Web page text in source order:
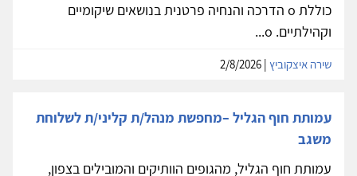
כוללת o הדרכה והנחיה פרטנית בנושאים שיקומיים
וקהילתיים. o...
שירה איצקוביץ
עמותת חוף הגליל –מחפשת מנהל/ת קליני/ת לשלוחת
משגב
עמותת חוף הגליל, מהגופים הוותיקים והמובילים בצפון,